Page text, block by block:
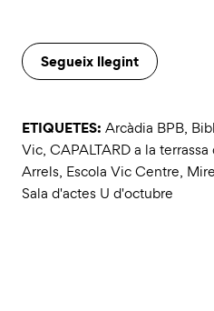
Segueix llegint
ETIQUETES: Arcàdia BPB,
Vic, CAPALTARD a la
Arrels, Escola Vic Centre,
Sala d'actes U d'octubre